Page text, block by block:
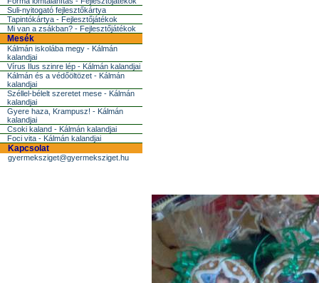
Suli-nyitogató fejlesztőkártya
Tapintókártya - Fejlesztőjátékok
Mi van a zsákban? - Fejlesztőjátékok
Mesék
Kálmán iskolába megy - Kálmán
kalandjai
Vírus Ilus szinre lép - Kálmán kalandjai
Kálmán és a védőöltözet - Kálmán
kalandjai
Széllel-bélelt szeretet mese - Kálmán
kalandjai
Gyere haza, Krampusz! - Kálmán
kalandjai
Csoki kaland - Kálmán kalandjai
Foci vita - Kálmán kalandjai
Kapcsolat
gyermeksziget@gyermeksziget.hu